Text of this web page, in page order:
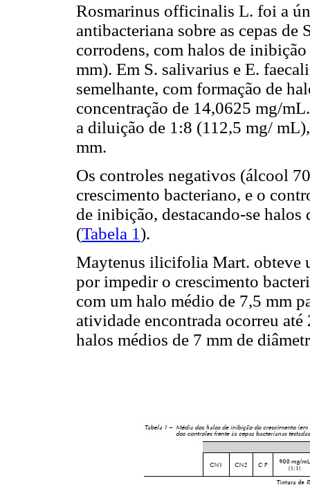
Rosmarinus officinalis L. foi a
antibacteriana sobre as cepas
corrodens, com halos de
mm). Em S. salivarius e E.
semelhante, com formação de
concentração de 14,0625 mg/
a diluição de 1:8 (112,5 mg/
mm.
Os controles negativos (álcool
crescimento bacteriano, e o
de inibição, destacando-se
(Tabela 1).
Maytenus ilicifolia Mart. obteve
por impedir o crescimento
com um halo médio de 7,5 mm
atividade encontrada ocorreu
halos médios de 7 mm de